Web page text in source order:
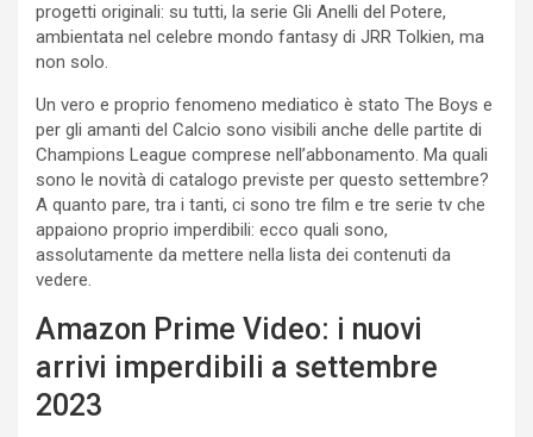
progetti originali: su tutti, la serie Gli Anelli del Potere,
ambientata nel celebre mondo fantasy di JRR Tolkien, ma
non solo.
Un vero e proprio fenomeno mediatico è stato The Boys e
per gli amanti del Calcio sono visibili anche delle partite di
Champions League comprese nell’abbonamento. Ma quali
sono le novità di catalogo previste per questo settembre?
A quanto pare, tra i tanti, ci sono tre film e tre serie tv che
appaiono proprio imperdibili: ecco quali sono,
assolutamente da mettere nella lista dei contenuti da
vedere.
Amazon Prime Video: i nuovi
arrivi imperdibili a settembre
2023